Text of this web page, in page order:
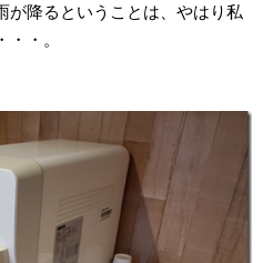
が降るということは、やはり私
・。